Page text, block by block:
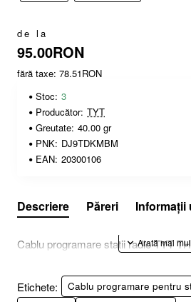
de la
95.00RON
fără taxe: 78.51RON
Stoc: 3
Producător: TYT
Greutate: 40.00 gr
PNK: DJ9TDKMBM
EAN: 20300106
Descriere Păreri Informații
Cablu programare statii radio TYT
Etichete:
Cablu programare pentru